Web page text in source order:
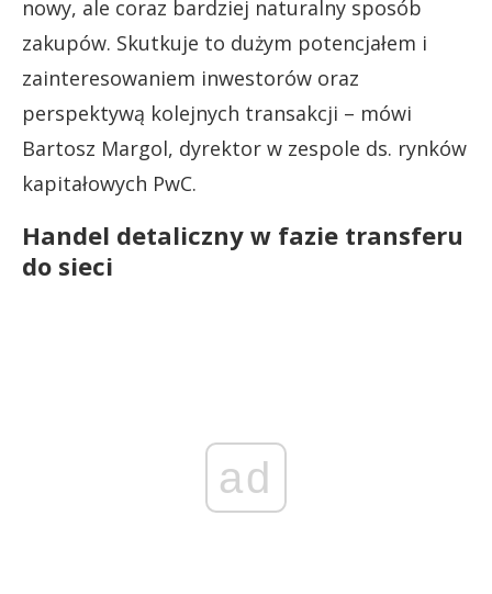
nowy, ale coraz bardziej naturalny sposób
zakupów. Skutkuje to dużym potencjałem i
zainteresowaniem inwestorów oraz
perspektywą kolejnych transakcji – mówi
Bartosz Margol, dyrektor w zespole ds. rynków
kapitałowych PwC.
Handel detaliczny w fazie transferu
do sieci
ad